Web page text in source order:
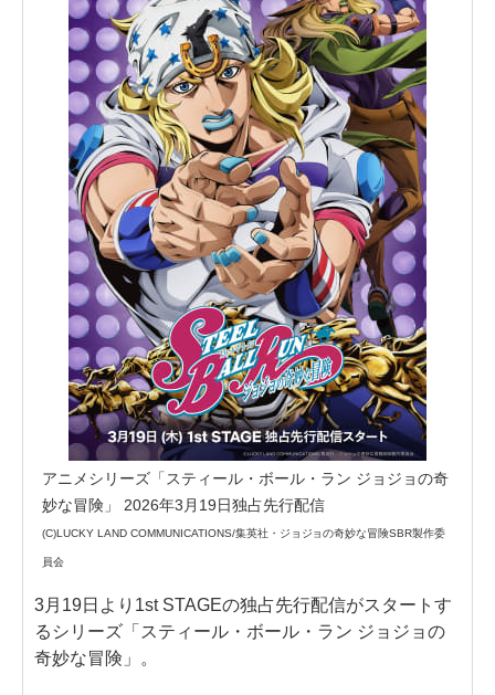
アニメシリーズ「スティール・ボール・ラン ジョジョの奇
妙な冒険」 2026年3月19日独占先行配信
(C)LUCKY LAND COMMUNICATIONS/集英社・ジョジョの奇妙な冒険SBR製作委
員会
3月19日より1st STAGEの独占先行配信がスタートす
るシリーズ「スティール・ボール・ラン ジョジョの
奇妙な冒険」。